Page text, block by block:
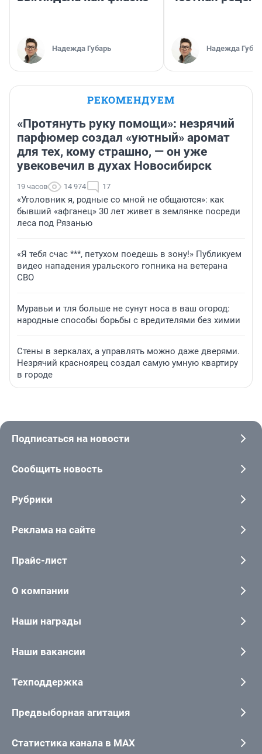
Надежда Губарь Надежда
РЕКОМЕНДУЕМ
«Протянуть руку помощи»: незрячий
парфюмер создал «уютный» аромат
для тех, кому страшно, — он уже
увековечил в духах Новосибирск
19 часов 14 974 17
«Уголовник я, родные со мной не общаются»: как
бывший «афганец» 30 лет живет в землянке посреди
леса под Рязанью
«Я тебя счас ***, петухом поедешь в зону!» Публикуем
видео нападения уральского гопника на ветерана
СВО
Муравьи и тля больше не сунут носа в ваш огород:
народные способы борьбы с вредителями без химии
Стены в зеркалах, а управлять можно даже дверями.
Незрячий красноярец создал самую умную квартиру
в городе
Подписаться на новости
Сообщить новость
Рубрики
Реклама на сайте
Прайс-лист
О компании
Наши награды
Наши вакансии
Техподдержка
Предвыборная агитация
Статистика канала в MAX